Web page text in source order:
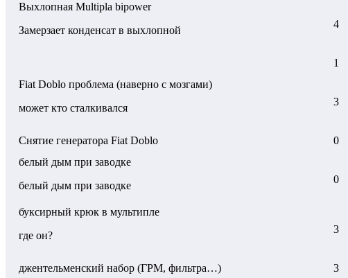
Выхлопная Multipla bipower
Замерзает конденсат в выхлопной
4
1
Fiat Doblo проблема (наверно с мозгами)
может кто сталкивался
3
Снятие генератора Fiat Doblo 0
белый дым при заводке
белый дым при заводке
0
буксирный крюк в мультипле
где он?
3
джентельменский набор (ГРМ, фильтра…) 3